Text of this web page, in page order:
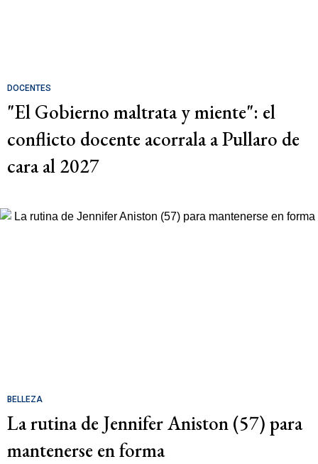
DOCENTES
"El Gobierno maltrata y miente": el
conflicto docente acorrala a Pullaro de
cara al 2027
BELLEZA
La rutina de Jennifer Aniston (57) para
mantenerse en forma